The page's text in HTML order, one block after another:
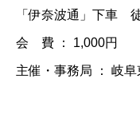
「伊奈波通」下車
会 費 ： 1,000円​
主催・事務局 ： 岐